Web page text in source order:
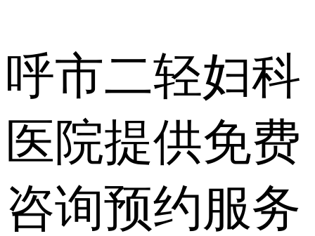
呼市二轻妇科
医院提供免费
咨询预约服务